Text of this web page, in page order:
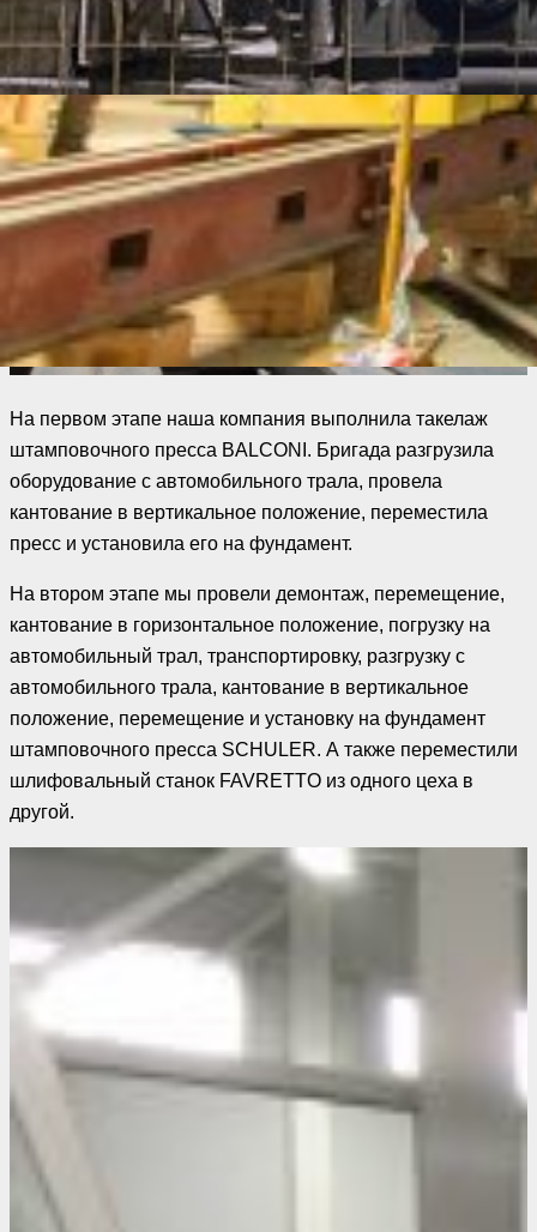
На первом этапе наша компания выполнила такелаж
штамповочного пресса BALCONI. Бригада разгрузила
оборудование с автомобильного трала, провела
кантование в вертикальное положение, переместила
пресс и установила его на фундамент.
На втором этапе мы провели демонтаж, перемещение,
кантование в горизонтальное положение, погрузку на
автомобильный трал, транспортировку, разгрузку с
автомобильного трала, кантование в вертикальное
положение, перемещение и установку на фундамент
штамповочного пресса SCHULER. А также переместили
шлифовальный станок FAVRETTO из одного цеха в
другой.